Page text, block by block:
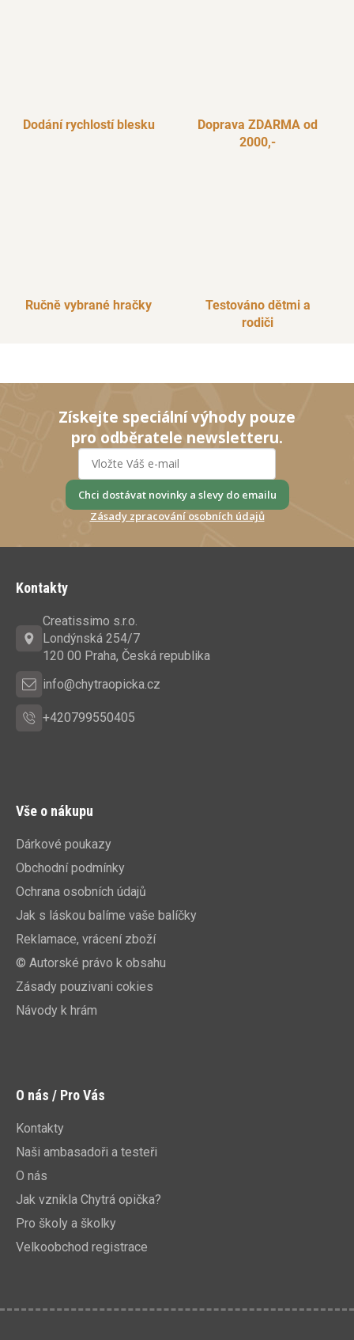
Dodání rychlostí blesku
Doprava ZDARMA od
2000,-
Ručně vybrané hračky
Testováno dětmi a
rodiči
Získejte speciální výhody pouze
pro odběratele newsletteru.
Chci dostávat novinky a slevy do emailu
Zásady zpracování osobních údajů
Kontakty
Creatissimo s.r.o.
Londýnská 254/7
120 00 Praha, Česká republika
info@chytraopicka.cz
+420799550405
Vše o nákupu
Dárkové poukazy
Obchodní podmínky
Ochrana osobních údajů
Jak s láskou balíme vaše balíčky
Reklamace, vrácení zboží
© Autorské právo k obsahu
Zásady pouzivani cokies
Návody k hrám
O nás / Pro Vás
Kontakty
Naši ambasadoři a testeři
O nás
Jak vznikla Chytrá opička?
Pro školy a školky
Velkoobchod registrace